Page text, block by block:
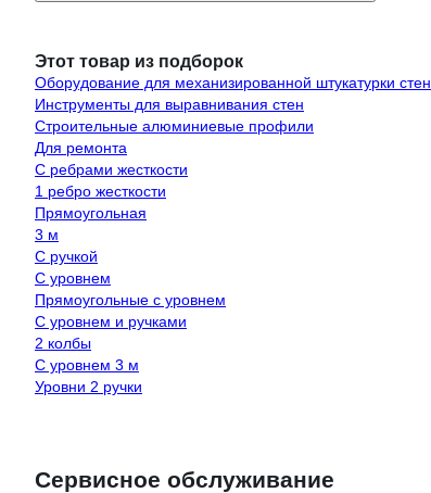
Этот товар из подборок
Оборудование для механизированной штукатурки стен
Инструменты для выравнивания стен
Строительные алюминиевые профили
Для ремонта
С ребрами жесткости
1 ребро жесткости
Прямоугольная
3 м
С ручкой
С уровнем
Прямоугольные с уровнем
С уровнем и ручками
2 колбы
С уровнем 3 м
Уровни 2 ручки
Сервисное обслуживание